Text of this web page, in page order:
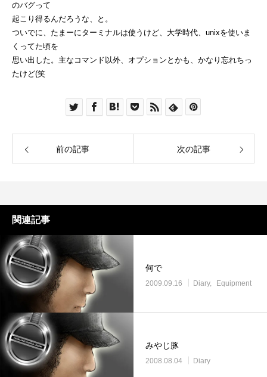
のバグって
起こり得るんだろうな、と。
ついでに、たまーにターミナルは使うけど、大学時代、unixを使いま
くってた頃を
思い出した。主なコマンド以外、オプションとかも、かなり忘れちっ
たけど(笑
前の記事 次の記事
関連記事
何で
2009.09.16 Diary Equipment
みやじ豚
2008.08.04 Diary